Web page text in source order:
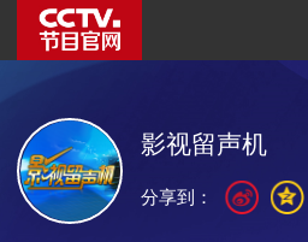
影视留声机
分享到：